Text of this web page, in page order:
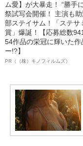
ム愛】が大暴走！ “勝手
祭試写会開催！ 主演も
部ステイサム！「ステサ
賞」爆誕！【応募総数
54作品の栄冠に輝いた作
ー!?】
PR（（株）キノフィルムズ）